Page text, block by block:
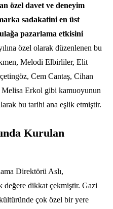
özel davet ve deneyim
sadakatini en üst
pazarlama etkisini
özel olarak düzenlenen bu
Melodi Elbirliler, Elit
Cem Cantaş, Cihan
Melisa Erkol gibi kamuoyunun
bu tarihi ana eşlik etmiştir.
Kurulan
Direktörü Aslı,
değere dikkat çekmiştir. Gazi
çok özel bir yere